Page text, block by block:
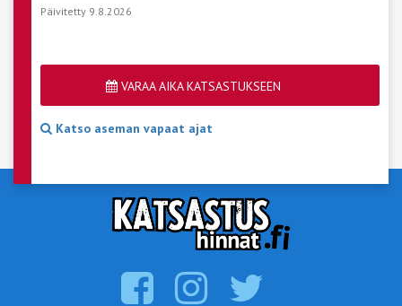
Päivitetty 9.8.2026
VARAA AIKA KATSASTUKSEEN
Katso aseman vapaat ajat